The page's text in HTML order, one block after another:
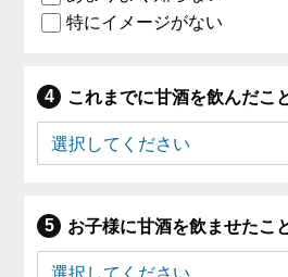
特にイメージがない
これまでに甘酒を飲んだこ
お子様に甘酒を飲ませたこ